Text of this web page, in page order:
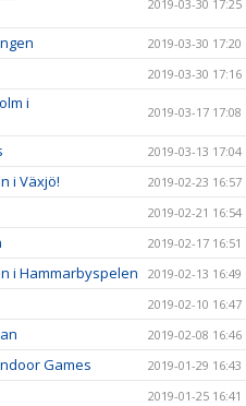
2019-03-30 17:25
2019-03-30 17:20
2019-03-30 17:16
i
2019-03-17 17:08
2019-03-13 17:04
i Växjö! 2019-02-23 16:57
2019-02-21 16:54
2019-02-17 16:51
i Hammarbyspelen 2019-02-13 16:49
2019-02-10 16:47
2019-02-08 16:46
Games 2019-01-29 16:43
2019-01-25 16:41